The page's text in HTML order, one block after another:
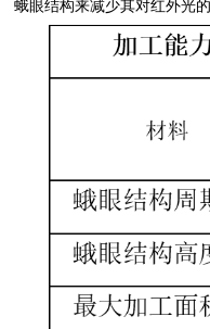
蛾眼结构来减少其对红外光